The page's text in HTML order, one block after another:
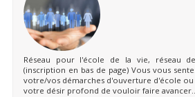
Réseau pour l'école de la vie, réseau
(inscription en bas de page) Vous vous
votre/vos démarches d'ouverture d'école
votre désir profond de vouloir faire